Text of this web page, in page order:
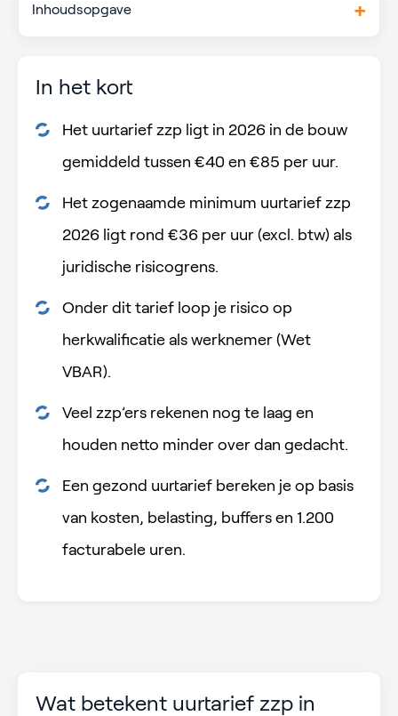
In het kort
Het uurtarief zzp ligt in 2026 in de bouw
gemiddeld tussen €40 en €85 per uur.
Het zogenaamde minimum uurtarief zzp
2026 ligt rond €36 per uur (excl. btw) als
juridische risicogrens.
Onder dit tarief loop je risico op
herkwalificatie als werknemer (Wet
VBAR).
Veel zzp’ers rekenen nog te laag en
houden netto minder over dan gedacht.
Een gezond uurtarief bereken je op basis
van kosten, belasting, buffers en 1.200
facturabele uren.
Wat betekent uurtarief zzp in
Inhoudsopgave